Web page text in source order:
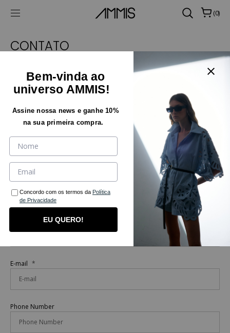
SKIP TO CONTENT CART
(0)
0 ITEMS
CONTATO
ATENDIMENTO AO CLIENTE
E-mail
Phone Number
TEL
(31) 97130-2725
EMAIL
ecommerce@ammismoda.com.br
LOJA
Rua Desembargador Jorge Fontana, 50, 13 andar -
Belvedere
Belo Horizonte - MG
CEP 30320-670
Bem-vinda ao
universo AMMIS!
Assine nossa news e ganhe 10%
na sua primeira compra.
Concordo com os termos da Política
de Privacidade
EU QUERO!